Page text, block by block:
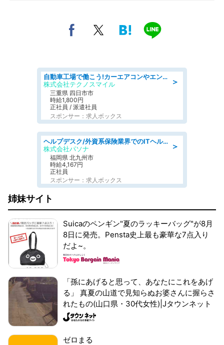
＞
自動車工場で働こう!カーエアコンやエンジンの製造・加工業務/寮完備 denso aichi
株式会社テクノスマイル
三重県 四日市市
時給1,800円
正社員 / 派遣社員
スポンサー：求人ボックス
＞
ヘルプデスク/外資系保険業界でのITヘルプデスク業務/駅近/即日勤務可/ヘルプデスク
株式会社パソナ
福岡県 北九州市
時給4,167円
正社員
スポンサー：求人ボックス
姉妹サイト
Suicaのペンギン"夏のラッキーバッグ"が8月
8日に発売。Pensta史上最も豪華な7点入り
だよ~。
「孫にあげると思って、あなたにこれをあげ
る」 真夏の山道で見知らぬお婆さんに握らさ
れたもの(山口県・30代女性)|Jタウンネット
ゼロまる